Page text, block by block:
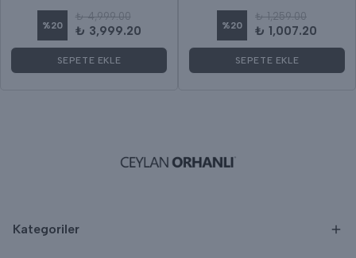
%20
₺ 4,999.00
₺ 3,999.20
SEPETE EKLE
%20
₺ 1,259.00
₺ 1,007.20
SEPETE EKLE
Kategoriler